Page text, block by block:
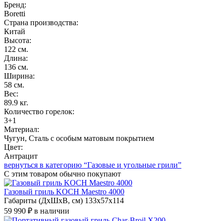
Бренд:
Boretti
Страна производства:
Китай
Высота:
122 см.
Длина:
136 см.
Ширина:
58 см.
Вес:
89.9 кг.
Количество горелок:
3+1
Материал:
Чугун, Сталь с особым матовым покрытием
Цвет:
Антрацит
вернуться в категорию “Газовые и угольные грили”
С этим товаром обычно покупают
Газовый гриль KOCH Maestro 4000
Габариты (ДхШхВ, см) 133х57х114
59 990 ₽ в наличии